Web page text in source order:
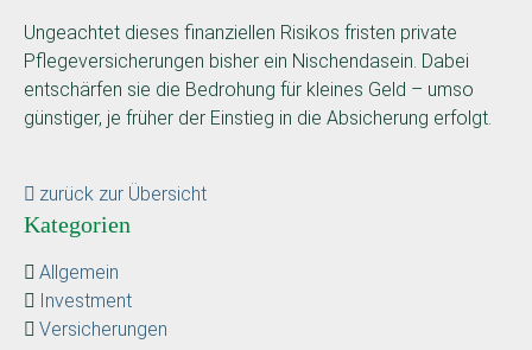
Ungeachtet dieses finanziellen Risikos fristen private
Pflegeversicherungen bisher ein Nischendasein. Dabei
entschärfen sie die Bedrohung für kleines Geld – umso
günstiger, je früher der Einstieg in die Absicherung erfolgt.
zurück zur Übersicht
Kategorien
Allgemein
Investment
Versicherungen